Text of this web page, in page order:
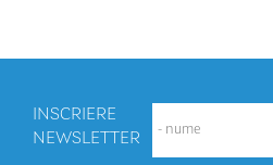
INSCRIERE
NEWSLETTER